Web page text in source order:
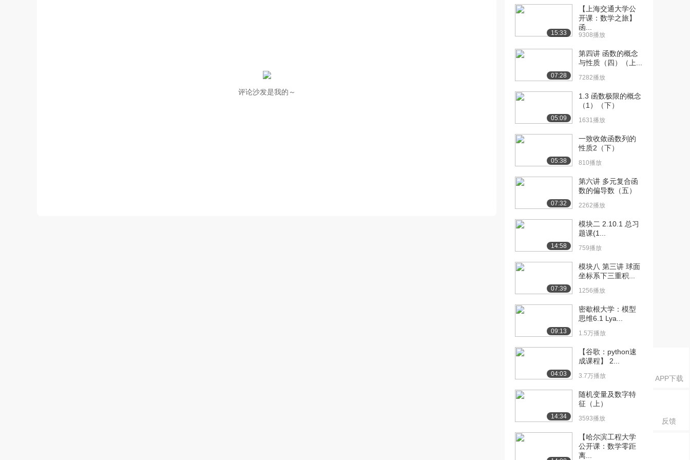
APP下载
反馈
评论沙发是我的～
[13] 三维旋度的公式2
9237播放
06:18
[14] 三维旋度的计算
05:37
[16] 拉普拉斯公式 04:09
[17] 拉普拉斯方程的例子
1.5万播放
[19] 如何表示空间中的一
10:46
[20] 计算切平面 09:49
[21] 局部线性化
9813播放
[22] 二次逼近的样子
1.2万播放
[23] 二次逼近公式1 07:16
8440播放
[25] 二次逼近的例子
[27] 用矩阵表示二次型
1.6万播放
08:26
15:33
【上海交通大学公
开课：数学之旅】
函...
9308播放
07:28
第四讲 函数的概念
与性质（四）（上...
7282播放
05:09
1.3 函数极限的概念
（1）（下）
1631播放
05:38
一致收敛函数列的
性质2（下）
810播放
07:32
第六讲 多元复合函
数的偏导数（五）
2262播放
14:58
模块二 2.10.1 总习
题课(1...
759播放
07:39
模块八 第三讲 球面
坐标系下三重积...
1256播放
09:13
密歇根大学：模型
思维6.1 Lya...
1.5万播放
04:03
【谷歌：python速
成课程】 2...
3.7万播放
14:34
随机变量及数字特
征（上）
3593播放
【哈尔滨工程大学
公开课：数学零距
离...